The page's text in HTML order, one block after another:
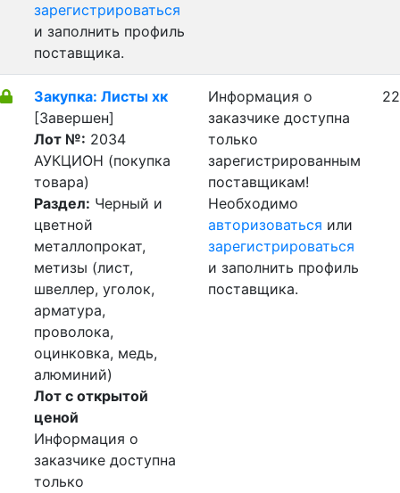
зарегистрироваться
и заполнить профиль
поставщика.
Закупка: Листы хк
[Завершен]
Лот №: 2034
АУКЦИОН (покупка
товара)
Раздел: Черный и
цветной
металлопрокат,
метизы (лист,
швеллер, уголок,
арматура,
проволока,
оцинковка, медь,
алюминий)
Лот с открытой
ценой
Информация о
заказчике доступна
только
Информация о
заказчике доступна
только
зарегистрированным
поставщикам!
Необходимо
авторизоваться или
зарегистрироваться
и заполнить профиль
поставщика.